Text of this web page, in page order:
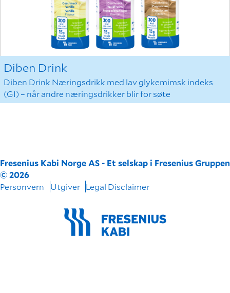
Diben Drink
Diben Drink Næringsdrikk med lav glykemimsk indeks
(GI) – når andre næringsdrikker blir for søte
Fresenius Kabi Norge AS - Et selskap i Fresenius Gruppen
© 2026
Personvern
Utgiver Legal Disclaimer